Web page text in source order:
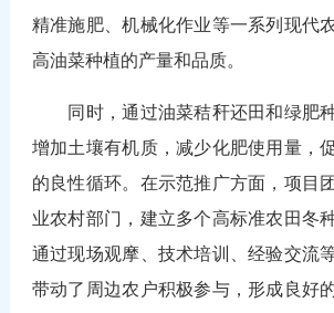
精准施肥、机械化作业等一系列现代
高油菜种植的产量和品质。
同时，通过油菜秸秆还田和绿肥
增加土壤有机质，减少化肥使用量，
的良性循环。在示范推广方面，项目
业农村部门，建立多个高标准农田冬
通过现场观摩、技术培训、经验交流
带动了周边农户积极参与，形成良好